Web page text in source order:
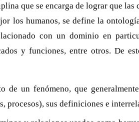
que se encarga de lograr que las
los humanos, se define la
con un dominio en
y funciones, entre otros. De
de un fenómeno, que
procesos), sus definiciones e